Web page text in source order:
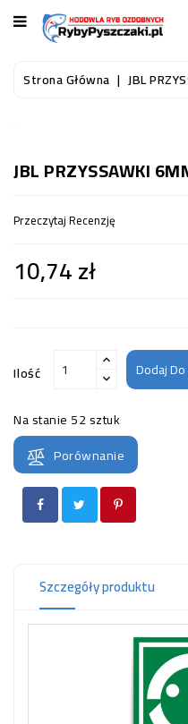
KATEGORIA
STRONA
AKWARIOWE
DO
WODNEGO
(SPRZĘT)
OCZKO
WODNE
(SPRZĘT)
KONTAKT
Strona Główna JBL
JBL PRZYSSAWKI
Przeczytaj Recenzję
10,74 zł
Ilość Dodaj
Na stanie 52 sztuk
Porównanie
Szczegóły produktu